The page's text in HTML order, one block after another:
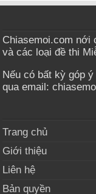
Chiasemoi.com nới
và các loại đề thi
Nếu có bất kỳ góp
qua email:
Trang chủ
Giới thiệu
Liên hệ
Bản quyền